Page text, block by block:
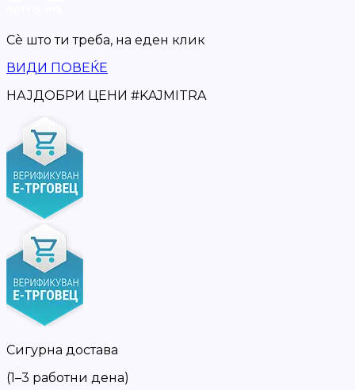
Сè што ти треба, на еден клик
ВИДИ ПОВЕЌЕ
НАЈДОБРИ ЦЕНИ #KAJMITRA
Сигурна достава
(1–3 работни дена)